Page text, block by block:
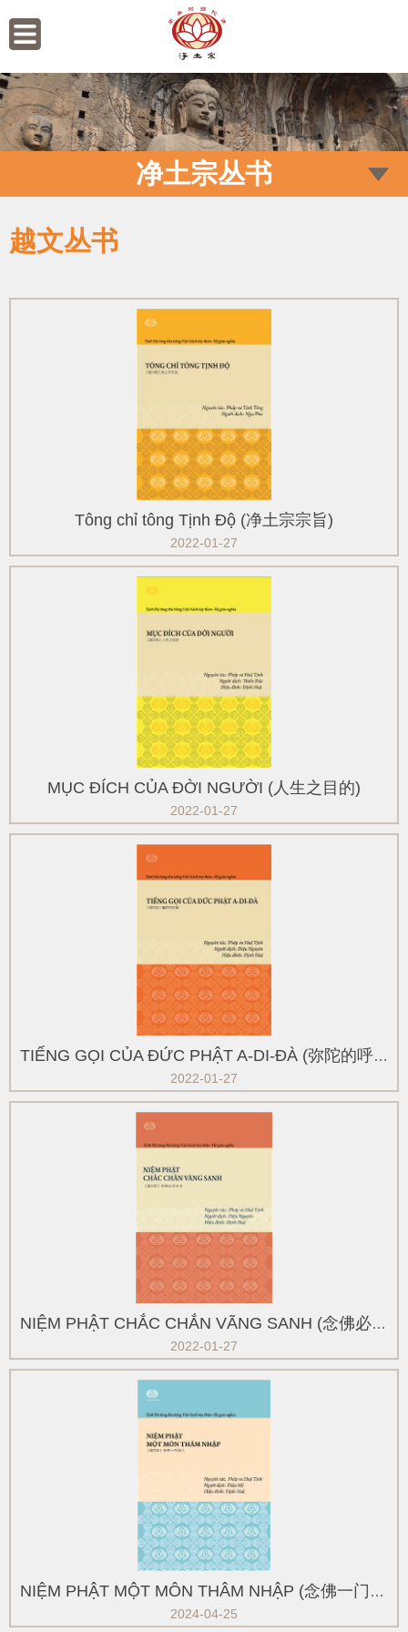
净土宗丛书
越文丛书
Tông chỉ tông Tịnh Độ (净土宗宗旨)
2022-01-27
MỤC ĐÍCH CỦA ĐỜI NGƯỜI (人生之目的)
2022-01-27
TIẾNG GỌI CỦA ĐỨC PHẬT A-DI-ĐÀ (弥陀的呼唤)
2022-01-27
NIỆM PHẬT CHẮC CHẮN VÃNG SANH (念佛必定往生)
2022-01-27
NIỆM PHẬT MỘT MÔN THÂM NHẬP (念佛一门深入)
2024-04-25